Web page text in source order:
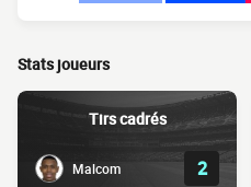
Stats joueurs
Tirs cadrés
Malcom 2